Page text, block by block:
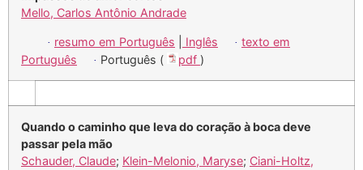
Mello, Carlos Antônio Andrade
· resumo em Português Inglês · texto em
Português
· Português ( pdf )
Quando o caminho que leva do coração à boca deve
passar pela mão
Schauder, Claude; Klein-Melonio, Maryse; Ciani-Holtz,